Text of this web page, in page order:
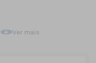
Ver mais